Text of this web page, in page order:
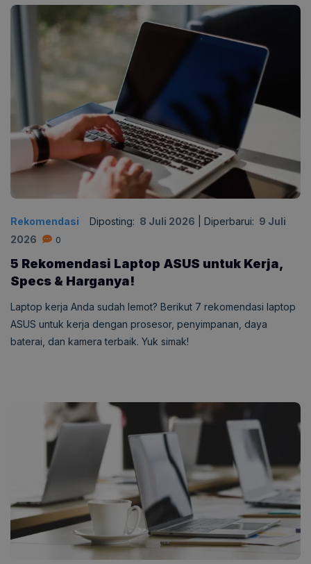
Rekomendasi Diposting: 8 Juli 2026 Diperbarui: 9 Juli
2026
0
5 Rekomendasi Laptop ASUS untuk Kerja,
Specs & Harganya!
Laptop kerja Anda sudah lemot? Berikut 7 rekomendasi laptop
ASUS untuk kerja dengan prosesor, penyimpanan, daya
baterai, dan kamera terbaik. Yuk simak!